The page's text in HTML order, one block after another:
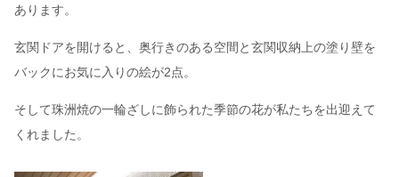
あります。
玄関ドアを開けると、奥行きのある空間と玄関収納上の塗り壁を
バックにお気に入りの絵が2点。
そして珠洲焼の一輪ざしに飾られた季節の花が私たちを出迎えて
くれました。